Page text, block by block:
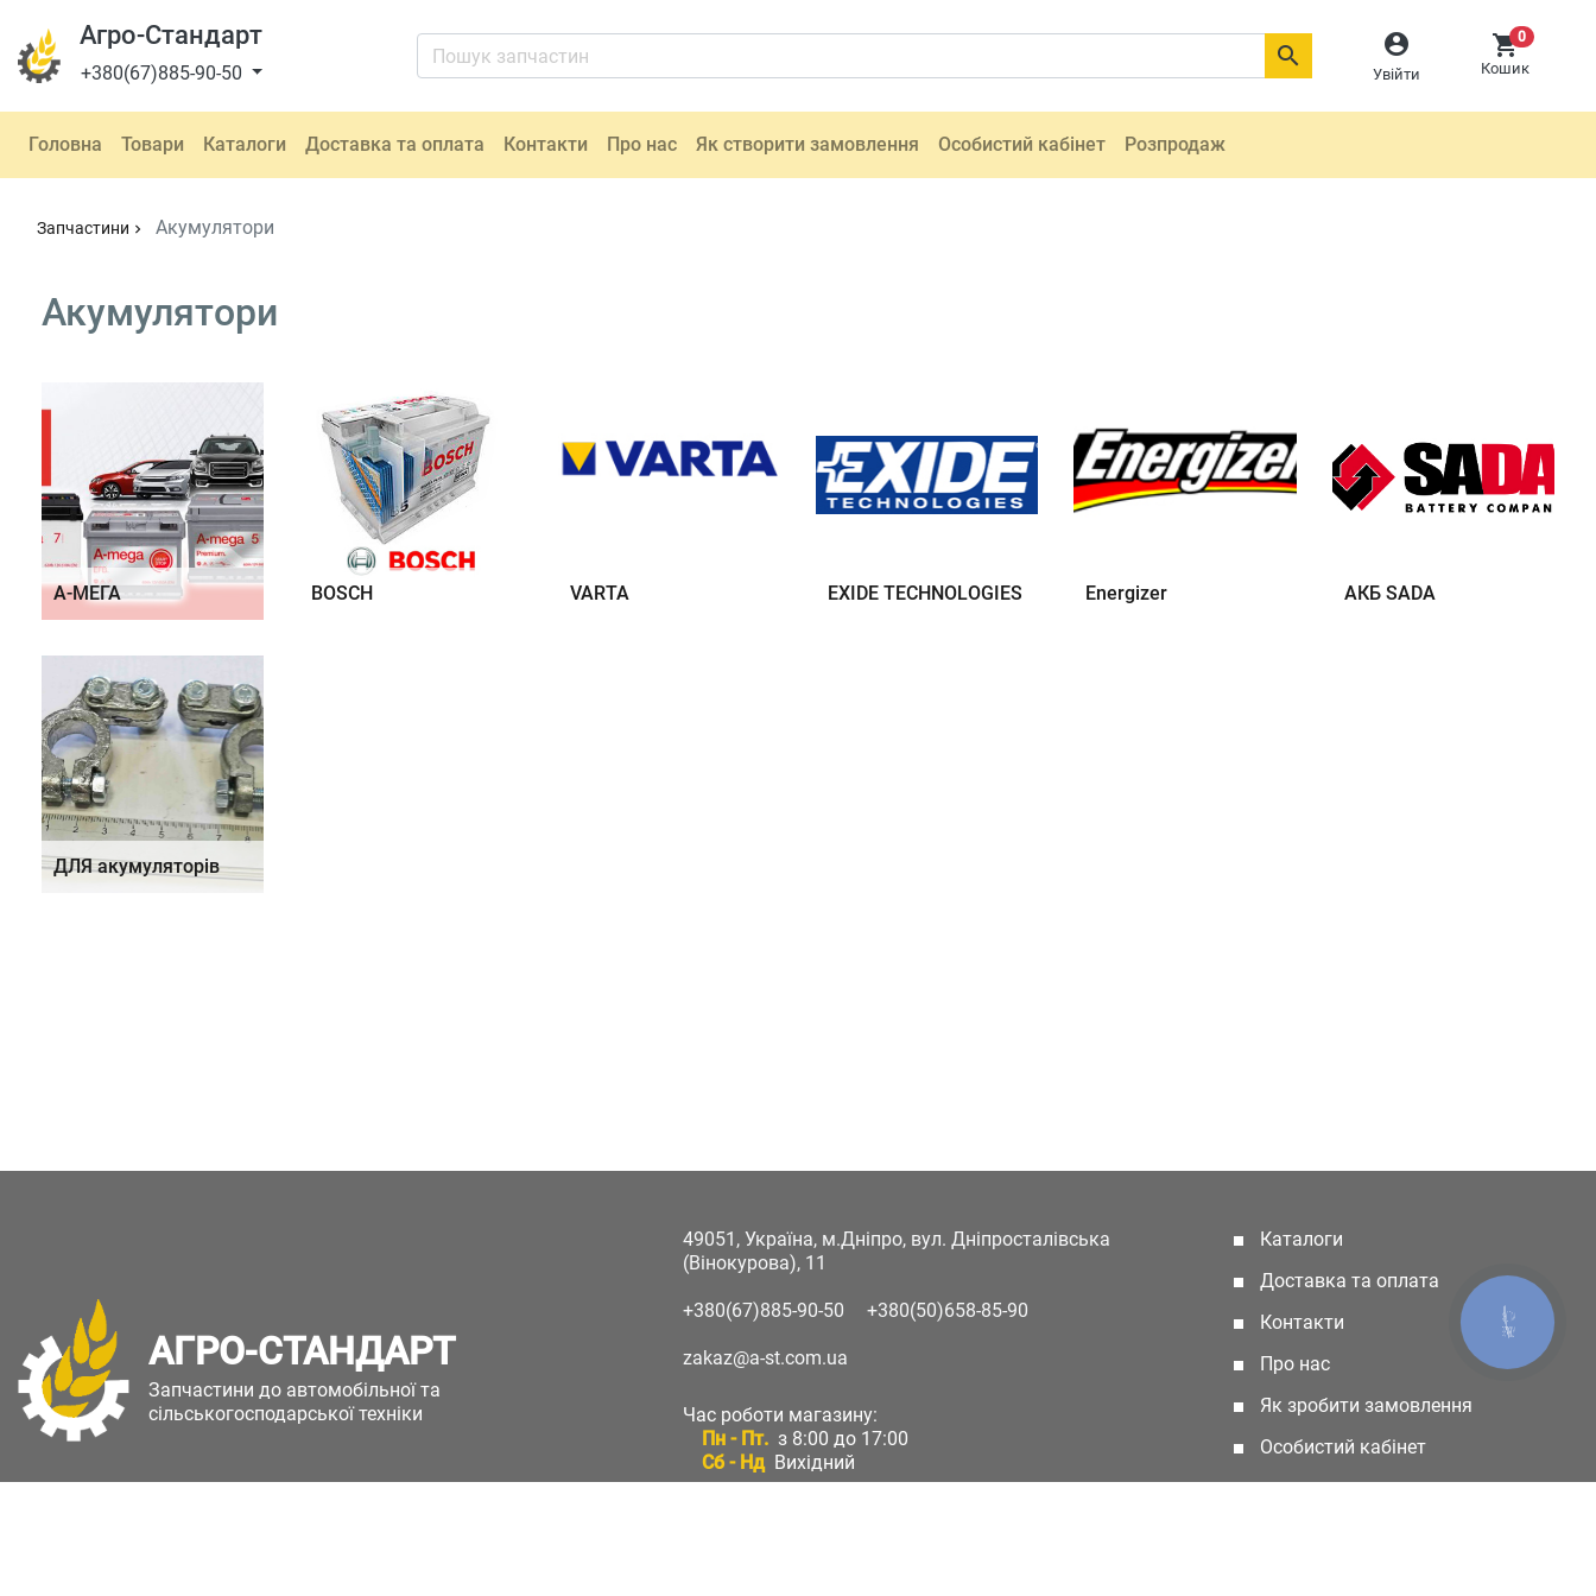
Агро-Стандарт
+380(67)885-90-50

Увійти
0
Кошик

Головна Товари Каталоги Доставка та оплата Контакти Про нас Як створити замовлення Особистий кабінет Розпродаж
Запчастини chevron_right Акумулятори
Акумулятори
А-МЕГА BOSCH VARTA EXIDE TECHNOLOGIES Energizer АКБ SADA
ДЛЯ акумуляторів
АГРО-СТАНДАРТ
Запчастини до автомобільної та
сільськогосподарської техніки
49051, Україна, м.Дніпро, вул. Дніпросталівська
(Вінокурова), 11
+380(67)885-90-50 +380(50)658-85-90
zakaz@a-st.com.ua
Час роботи магазину:
Пн - Пт. з 8:00 до 17:00
Сб - Нд Вихідний
Каталоги
Доставка та оплата
Контакти
Про нас
Як зробити замовлення
Особистий кабінет
КНОПКА
ЗВ'ЯЗКУ